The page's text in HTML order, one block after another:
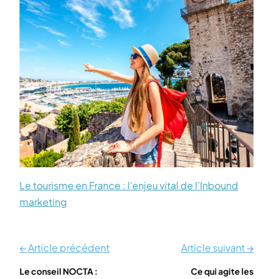
Le tourisme en France : l’enjeu vital de l’Inbound
marketing
← Article précédent
Le conseil NOCTA :
Article suivant →
Ce qui agite les